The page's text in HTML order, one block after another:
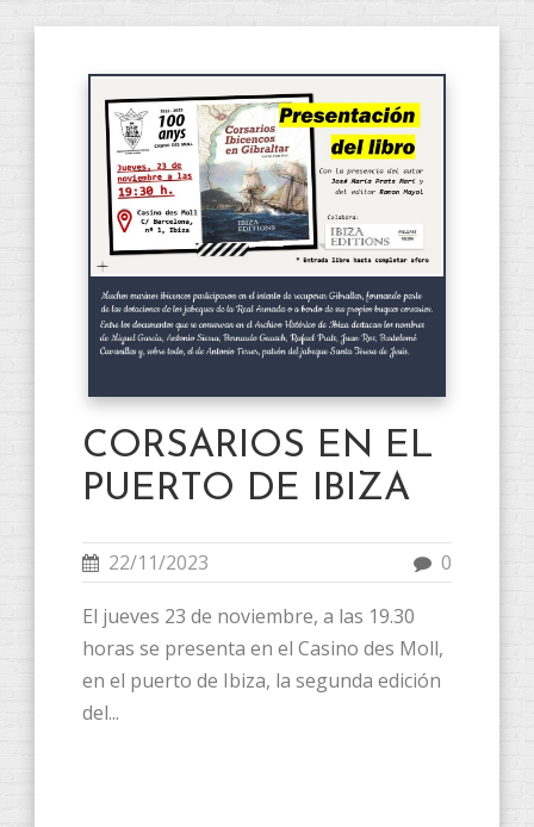
CORSARIOS EN EL
PUERTO DE IBIZA
22/11/2023 0
El jueves 23 de noviembre, a las 19.30
horas se presenta en el Casino des Moll,
en el puerto de Ibiza, la segunda edición
del...